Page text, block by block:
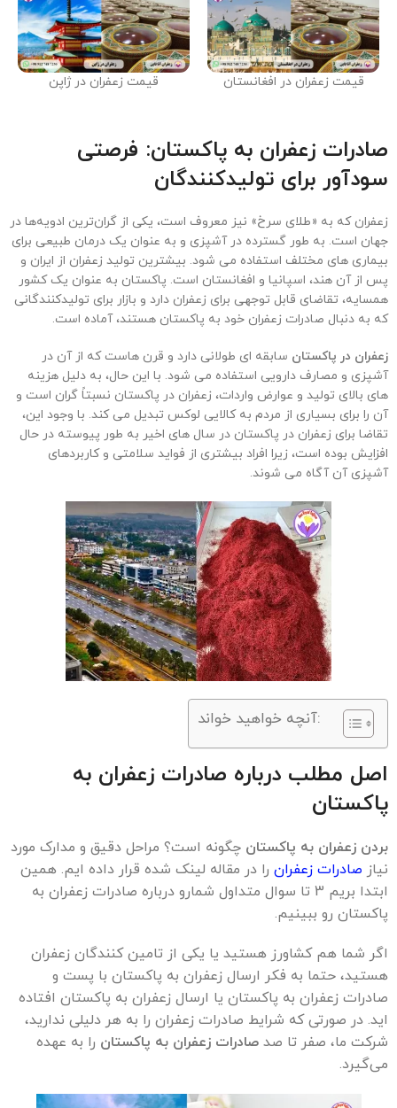
قیمت زعفران در افغانستان قیمت زعفران در ژاپن
صادرات زعفران به پاکستان: فرصتی
سودآور برای تولیدکنندگان
زعفران که به «طلای سرخ» نیز معروف است، یکی از گران‌ترین ادویه‌ها در
جهان است. به طور گسترده در آشپزی و به عنوان یک درمان طبیعی برای
بیماری های مختلف استفاده می شود. بیشترین تولید زعفران از ایران و
پس از آن هند، اسپانیا و افغانستان است. پاکستان به عنوان یک کشور
همسایه، تقاضای قابل توجهی برای زعفران دارد و بازار برای تولیدکنندگانی
که به دنبال صادرات زعفران خود به پاکستان هستند، آماده است.
زعفران در پاکستان سابقه ای طولانی دارد و قرن هاست که از آن در
آشپزی و مصارف دارویی استفاده می شود. با این حال، به دلیل هزینه
های بالای تولید و عوارض واردات، زعفران در پاکستان نسبتاً گران است و
آن را برای بسیاری از مردم به کالایی لوکس تبدیل می کند. با وجود این،
تقاضا برای زعفران در پاکستان در سال های اخیر به طور پیوسته در حال
افزایش بوده است، زیرا افراد بیشتری از فواید سلامتی و کاربردهای
آشپزی آن آگاه می شوند.
آنچه خواهید خواند:
اصل مطلب درباره صادرات زعفران به
پاکستان
بردن زعفران به پاکستان چگونه است؟ مراحل دقیق و مدارک مورد
نیاز صادرات زعفران را در مقاله لینک شده قرار داده ایم. همین
ابتدا بریم 3 تا سوال متداول شمارو درباره صادرات زعفران به
پاکستان رو ببینیم.
اگر شما هم کشاورز هستید یا یکی از تامین کنندگان زعفران
هستید، حتما به فکر ارسال زعفران به پاکستان با پست و
صادرات زعفران به پاکستان یا ارسال زعفران به پاکستان افتاده
اید. در صورتی که شرایط صادرات زعفران را به هر دلیلی ندارید،
شرکت ما، صفر تا صد صادرات زعفران به پاکستان را به عهده
می‌گیرد.